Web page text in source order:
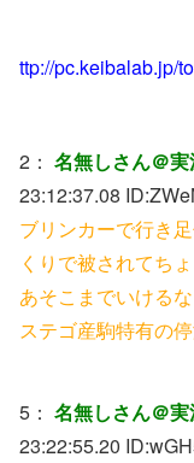
ttp://pc.keibalab.jp/
2： 名無しさん＠
23:12:37.08 ID:
ブリンカーで行き
くりで被されてち
あそこまでいける
ステゴ産駒特有の
5： 名無しさん＠
23:22:55.20 ID: